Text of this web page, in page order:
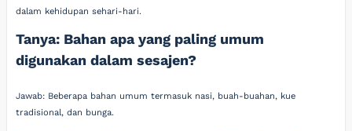
dalam kehidupan sehari-hari.
Tanya: Bahan apa yang paling umum
digunakan dalam sesajen?
Jawab: Beberapa bahan umum termasuk nasi, buah-buahan, kue
tradisional, dan bunga.